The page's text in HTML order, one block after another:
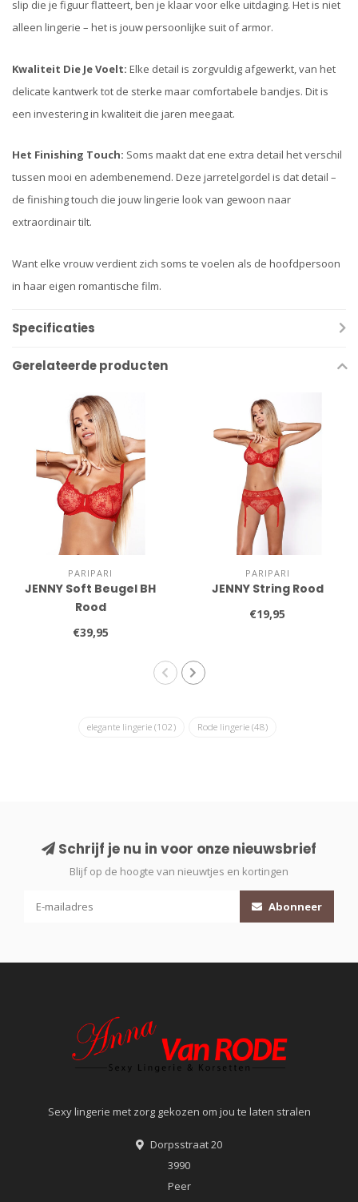
slip die je figuur flatteert, ben je klaar voor elke uitdaging. Het is niet
alleen lingerie – het is jouw persoonlijke suit of armor.
Kwaliteit Die Je Voelt: Elke detail is zorgvuldig afgewerkt, van het
delicate kantwerk tot de sterke maar comfortabele bandjes. Dit is
een investering in kwaliteit die jaren meegaat.
Het Finishing Touch: Soms maakt dat ene extra detail het verschil
tussen mooi en adembenemend. Deze jarretelgordel is dat detail –
de finishing touch die jouw lingerie look van gewoon naar
extraordinair tilt.
Want elke vrouw verdient zich soms te voelen als de hoofdpersoon
in haar eigen romantische film.
Specificaties
Gerelateerde producten
PARIPARI
JENNY Soft Beugel BH
Rood
€39,95
PARIPARI
JENNY String Rood
€19,95
elegante lingerie (102) Rode lingerie (48)
Schrijf je nu in voor onze nieuwsbrief
Blijf op de hoogte van nieuwtjes en kortingen
Abonneer
Sexy lingerie met zorg gekozen om jou te laten stralen
Dorpsstraat 20
3990
Peer